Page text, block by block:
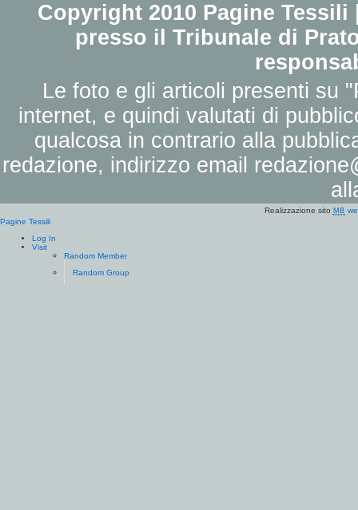
Copyright 2010 Pagine
presso il Tribunale di
Le foto e gli articoli presenti su
internet, e quindi valutati di
qualcosa in contrario alla
redazione, indirizzo email
Realizzazione sito MB
Pagine Tessili
Log In
Visit
Random Member
Random Group